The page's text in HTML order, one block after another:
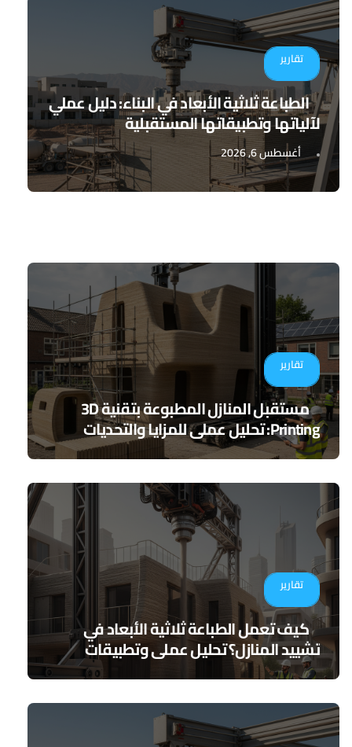
تقارير
الطباعة ثلاثية الأبعاد في البناء: دليل عملي
لآلياتها وتطبيقاتها المستقبلية
أغسطس 6, 2026
تقارير
مستقبل المنازل المطبوعة بتقنية 3D
Printing: تحليل عملي للمزايا والتحديات
تقارير
كيف تعمل الطباعة ثلاثية الأبعاد في
تشييد المنازل؟ تحليل عملي وتطبيقات
مستقبلية